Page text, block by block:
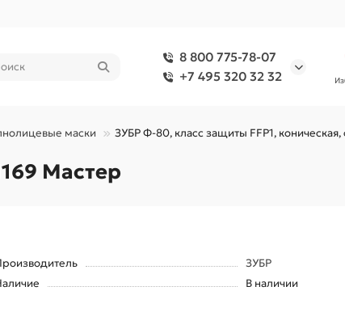
8 800 775-78-07
+7 495 320 32 32
маски ЗУБР Ф-80, класс защиты FFP1,
Мастер
ЗУБР
В наличии